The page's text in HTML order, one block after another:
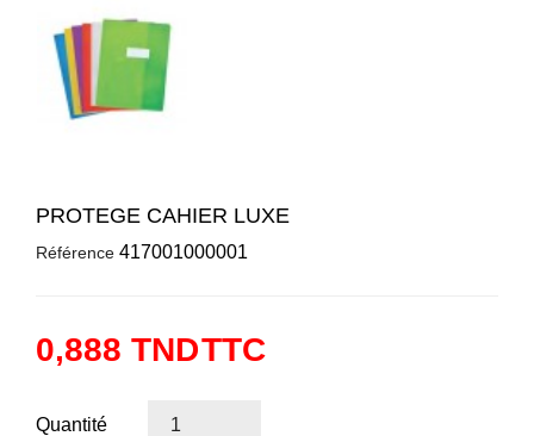
PROTEGE CAHIER LUXE
Référence 417001000001
0,888 TNDTTC
Quantité